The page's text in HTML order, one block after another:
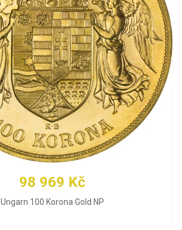
98 969 Kč
Ungarn 100 Korona Gold NP